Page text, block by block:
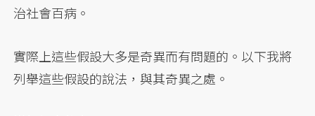
治社會百病。
實際上這些假設大多是奇異而有問題的。以下我將
列舉這些假設的說法，與其奇異之處。